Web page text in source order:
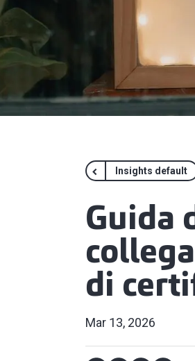
Insights default
Guida
di
Mar 13, 2026